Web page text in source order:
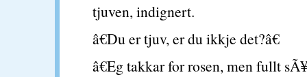
tjuven, indignert.
â€Du er tjuv, er du ikkje det?â€
â€Eg takkar for rosen, men fullt